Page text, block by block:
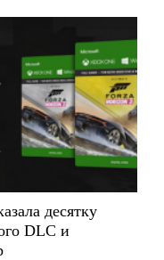
десятку
DLC и